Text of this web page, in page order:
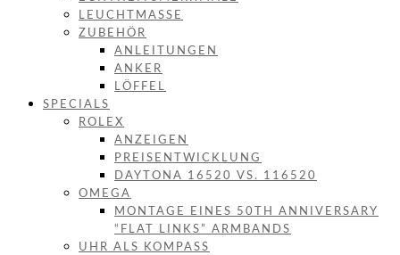
LEUCHTMASSE
ZUBEHÖR
ANLEITUNGEN
ANKER
LÖFFEL
SPECIALS
ROLEX
ANZEIGEN
PREISENTWICKLUNG
DAYTONA 16520 VS. 116520
OMEGA
MONTAGE EINES 50TH ANNIVERSARY
“FLAT LINKS” ARMBANDS
UHR ALS KOMPASS